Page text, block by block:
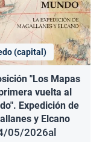
(capital)
"Los Mapas
vuelta al
Expedición de
y Elcano
05/2026al